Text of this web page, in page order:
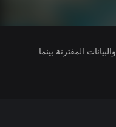
يتلقى ناشرو الألعاب التي تقوم بتشغيلها وصولاً إلى معلومات ملف تعريفك في Xbox والبيانات المقترنة بينما